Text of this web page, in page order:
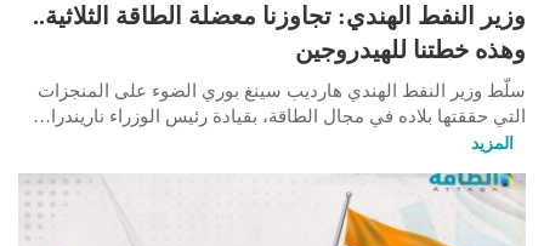
وزير النفط الهندي: تجاوزنا معضلة الطاقة الثلاثية..
وهذه خطتنا للهيدروجين
سلّط وزير النفط الهندي هارديب سينغ بوري الضوء على المنجزات
التي حققتها بلاده في مجال الطاقة، بقيادة رئيس الوزراء ناريندرا…
المزيد